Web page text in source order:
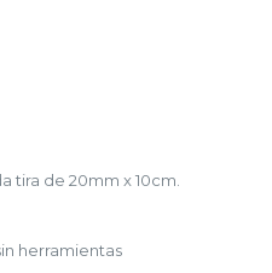
tira de 20mm x 10cm.
herramientas